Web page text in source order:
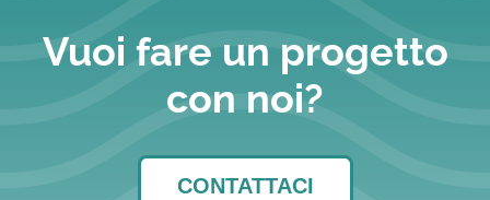
Vuoi fare un progetto
con noi?
CONTATTACI